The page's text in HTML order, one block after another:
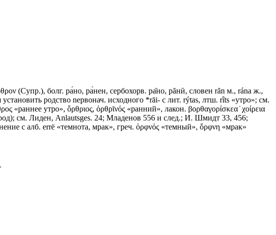
(Супр.), болг. ра́но, ра́нен, сербохорв. ра̏но, рȃнӣ, словен rȃn м., ránа ж.,
родство nервонач. исходного *rāi- с лит. rýtas, лтш. rîts «утро»; см.
утро», ὄρθριος, ὀρθρῑνός «ранний», лакон. βορθαγορίσκεα ̇ χοίρεια
см. Лиден, Anlautsges. 24; Младенов 556 и след.; И. Шмидт 33, 456;
с алб. еrrё «темнота, мрак», греч. ὀρφνός «темный», ὄρφνη «мрак»